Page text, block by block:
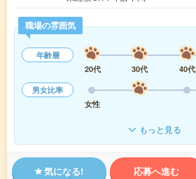
職場の雰囲気
年齢層
20代
30代 40代
男女比率
女性
もっと見る
気になる! 応募へ進む